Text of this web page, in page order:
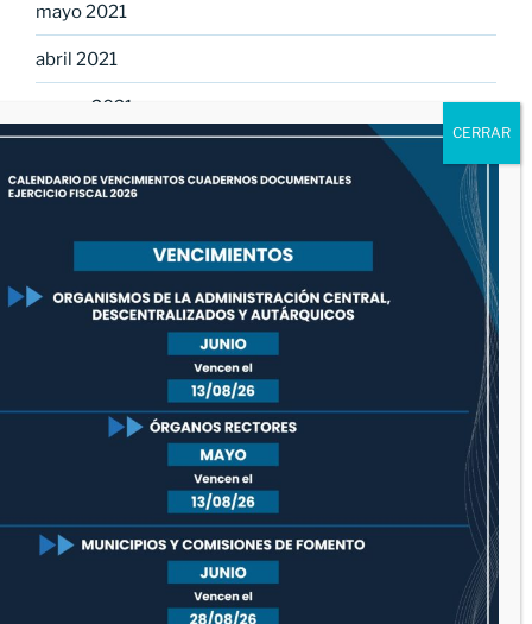
mayo 2021
abril 2021
marzo 2021
enero 2021
diciembre 2020
noviembre 2020
agosto 2020
junio 2020